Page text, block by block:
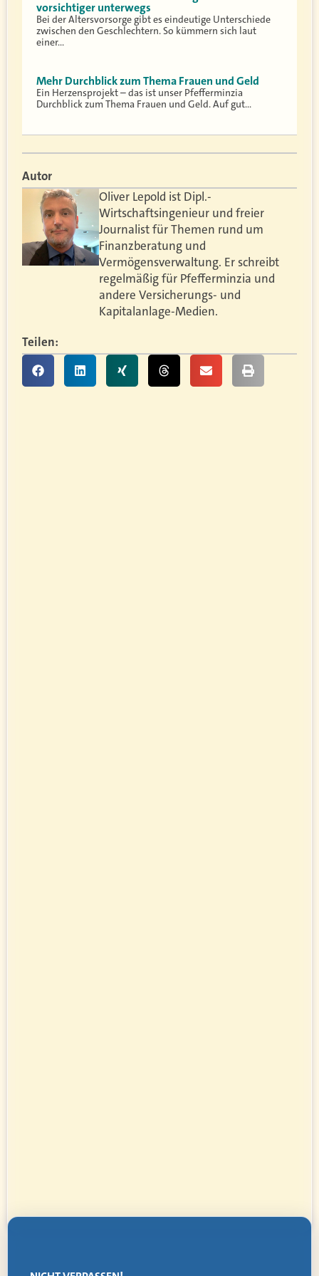
vorsichtiger unterwegs
Bei der Altersvorsorge gibt es eindeutige Unterschiede
zwischen den Geschlechtern. So kümmern sich laut
einer…
Mehr Durchblick zum Thema Frauen und Geld
Ein Herzensprojekt – das ist unser Pfefferminzia
Durchblick zum Thema Frauen und Geld. Auf gut…
Autor
Oliver Lepold ist Dipl.-
Wirtschaftsingenieur und freier
Journalist für Themen rund um
Finanzberatung und
Vermögensverwaltung. Er schreibt
regelmäßig für Pfefferminzia und
andere Versicherungs- und
Kapitalanlage-Medien.
Teilen: